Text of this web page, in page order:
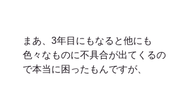
まあ、3年目にもなると他にも
色々なものに不具合が出てくるの
で本当に困ったもんですが、